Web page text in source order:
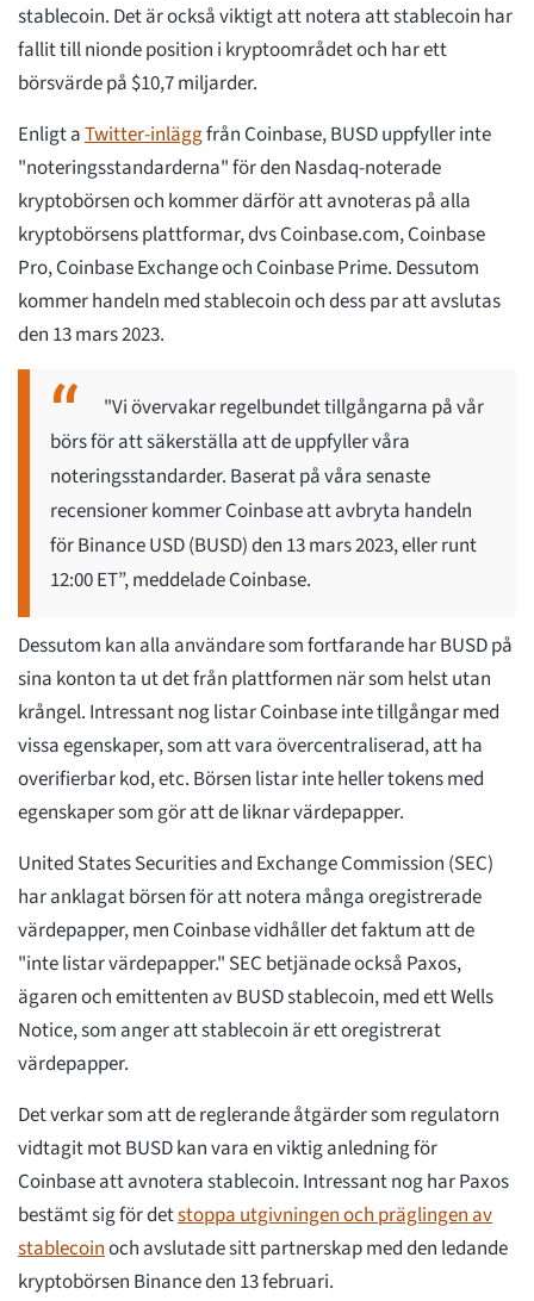
stablecoin. Det är också viktigt att notera att stablecoin har
fallit till nionde position i kryptoområdet och har ett
börsvärde på $10,7 miljarder.
Enligt aTwitter-inläggfrån Coinbase, BUSD uppfyller inte
"noteringsstandarderna" för den Nasdaq-noterade
kryptobörsen och kommer därför att avnoteras på alla
kryptobörsens plattformar, dvs Coinbase.com, Coinbase
Pro, Coinbase Exchange och Coinbase Prime. Dessutom
kommer handeln med stablecoin och dess par att avslutas
den 13 mars 2023.
"Vi övervakar regelbundet tillgångarna på vår
börs för att säkerställa att de uppfyller våra
noteringsstandarder. Baserat på våra senaste
recensioner kommer Coinbase att avbryta handeln
för Binance USD (BUSD) den 13 mars 2023, eller runt
12:00 ET”, meddelade Coinbase.
Dessutom kan alla användare som fortfarande har BUSD på
sina konton ta ut det från plattformen när som helst utan
krångel. Intressant nog listar Coinbase inte tillgångar med
vissa egenskaper, som att vara övercentraliserad, att ha
overifierbar kod, etc. Börsen listar inte heller tokens med
egenskaper som gör att de liknar värdepapper.
United States Securities and Exchange Commission (SEC)
har anklagat börsen för att notera många oregistrerade
värdepapper, men Coinbase vidhåller det faktum att de
"inte listar värdepapper." SEC betjänade också Paxos,
ägaren och emittenten av BUSD stablecoin, med ett Wells
Notice, som anger att stablecoin är ett oregistrerat
värdepapper.
Det verkar som att de reglerande åtgärder som regulatorn
vidtagit mot BUSD kan vara en viktig anledning för
Coinbase att avnotera stablecoin. Intressant nog har Paxos
bestämt sig för detstoppa utgivningen och präglingen av
stablecoinoch avslutade sitt partnerskap med den ledande
kryptobörsen Binance den 13 februari.